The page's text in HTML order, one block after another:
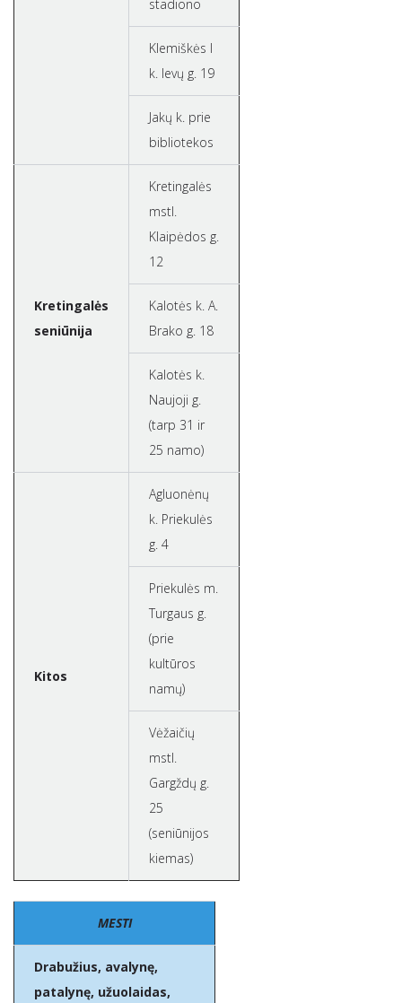
stadiono
Klemiškės I
k. Ievų g. 19
Jakų k. prie
bibliotekos
Kretingalės
seniūnija
Kretingalės
mstl.
Klaipėdos g.
12
Kalotės k. A.
Brako g. 18
Kalotės k.
Naujoji g.
(tarp 31 ir
25 namo)
Kitos
Agluonėnų
k. Priekulės
g. 4
Priekulės m.
Turgaus g.
(prie
kultūros
namų)
Vėžaičių
mstl.
Gargždų g.
25
(seniūnijos
kiemas)
MESTI
Drabužius, avalynę,
patalynę, užuolaidas,